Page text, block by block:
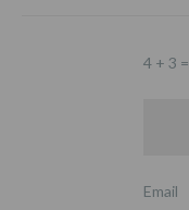
4 + 3 =
Email